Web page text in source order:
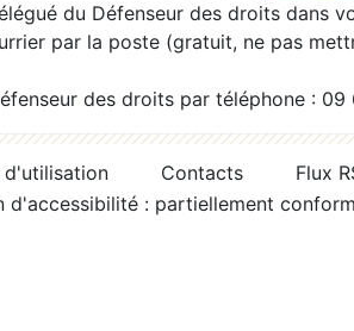
du Défenseur des droits dans
par la poste (gratuit, ne pas
des droits par téléphone :
d'utilisation Contacts
Flux
d'accessibilité : partiellement